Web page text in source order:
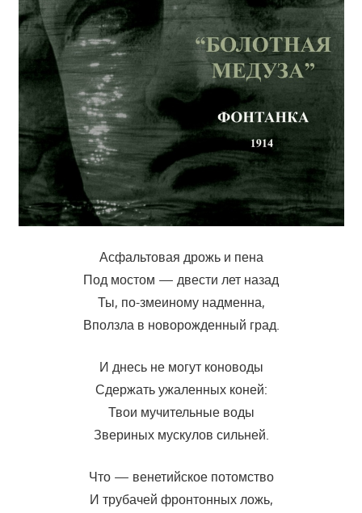
Асфальтовая дрожь и пена
Под мостом — двести лет назад
Ты, по-змеиному надменна,
Вползла в новорожденный град.
И днесь не могут коноводы
Сдержать ужаленных коней:
Твои мучительные воды
Звериных мускулов сильней.
Что — венетийское потомство
И трубачей фронтонных ложь,